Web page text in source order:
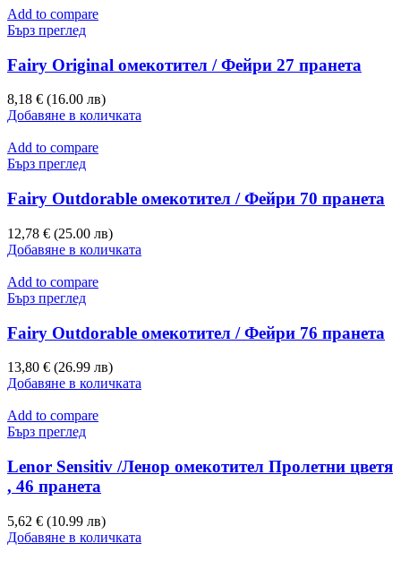
Add to compare
Бърз преглед
Fairy Original омекотител / Фейри 27 пранета
8,18 € (16.00 лв)
Добавяне в количката
Add to compare
Бърз преглед
Fairy Outdorable омекотител / Фейри 70 пранета
12,78 € (25.00 лв)
Добавяне в количката
Add to compare
Бърз преглед
Fairy Outdorable омекотител / Фейри 76 пранета
13,80 € (26.99 лв)
Добавяне в количката
Add to compare
Бърз преглед
Lenor Sensitiv /Ленор омекотител Пролетни цветя
, 46 пранета
5,62 € (10.99 лв)
Добавяне в количката